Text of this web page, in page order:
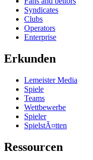
Syndicates
Clubs
Operators
Enterprise
Erkunden
Lemeister Media
Spiele
Teams
Wettbewerbe
Spieler
SpielstÃ¤tten
Ressourcen